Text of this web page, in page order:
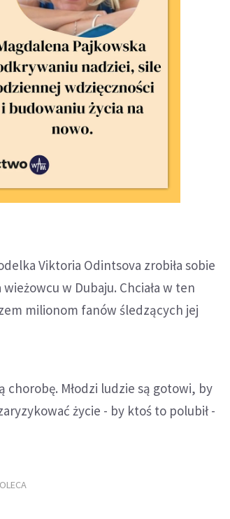
Viktoria Odintsova zrobiła sobie
w Dubaju. Chciała w ten
milionom fanów śledzących jej
chorobę. Młodzi ludzie są gotowi, by
życie - by ktoś to polubił -